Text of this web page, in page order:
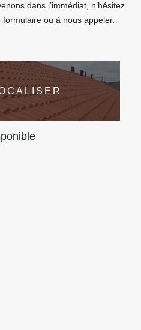
dans l’immédiat, n’hésitez
ou à nous appeler.